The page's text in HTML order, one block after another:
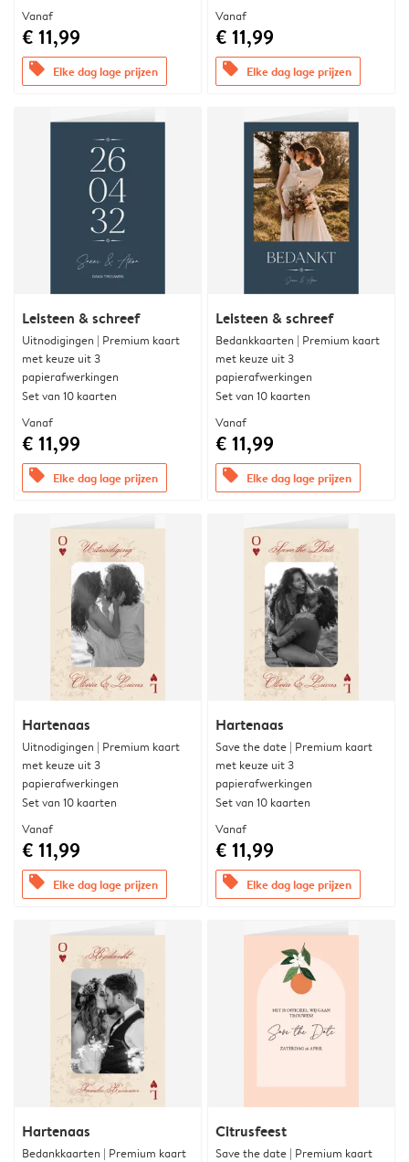
Vanaf
€ 11,99
offers Elke dag lage prijzen
Vanaf
€ 11,99
offers Elke dag lage prijzen
Leisteen & schreef
Uitnodigingen | Premium kaart
met keuze uit 3
papierafwerkingen
Set van 10 kaarten
Vanaf
€ 11,99
offers Elke dag lage prijzen
Leisteen & schreef
Bedankkaarten | Premium kaart
met keuze uit 3
papierafwerkingen
Set van 10 kaarten
Vanaf
€ 11,99
offers Elke dag lage prijzen
Hartenaas
Uitnodigingen | Premium kaart
met keuze uit 3
papierafwerkingen
Set van 10 kaarten
Vanaf
€ 11,99
offers Elke dag lage prijzen
Hartenaas
Save the date | Premium kaart
met keuze uit 3
papierafwerkingen
Set van 10 kaarten
Vanaf
€ 11,99
offers Elke dag lage prijzen
Hartenaas
Bedankkaarten | Premium kaart
Citrusfeest
Save the date | Premium kaart